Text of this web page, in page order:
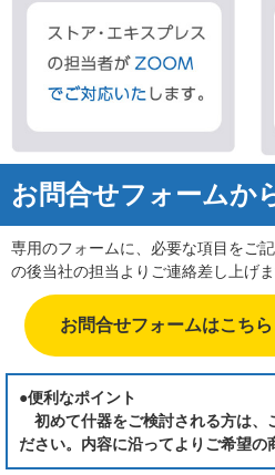
お問合せフォームか
専用のフォームに、必要な項目をご
の後当社の担当よりご連絡差し上げ
お問合せフォームはこちら
●便利なポイント
初めて什器をご検討される方は、
ださい。内容に沿ってよりご希望の